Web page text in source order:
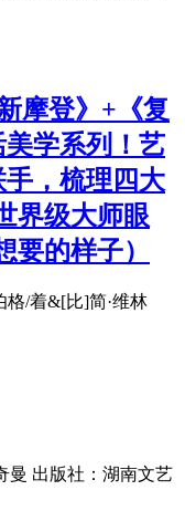
摩登》+《复
学系列！艺
，梳理四大
界级大师眼
要的样子）
格/着&[比]简·维林
曼 出版社：湖南文艺